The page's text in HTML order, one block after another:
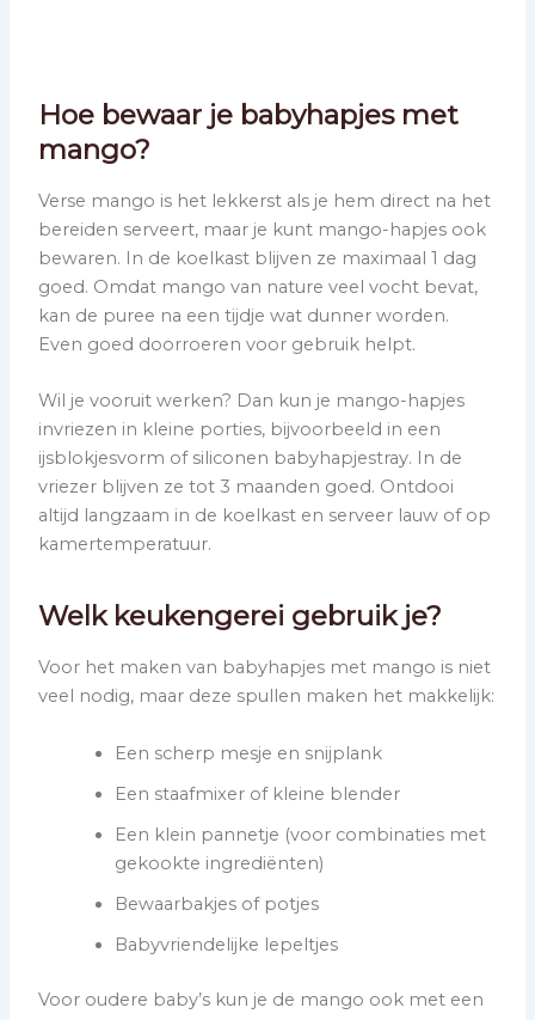
Hoe bewaar je babyhapjes met
mango?
Verse mango is het lekkerst als je hem direct na het
bereiden serveert, maar je kunt mango-hapjes ook
bewaren. In de koelkast blijven ze maximaal 1 dag
goed. Omdat mango van nature veel vocht bevat,
kan de puree na een tijdje wat dunner worden.
Even goed doorroeren voor gebruik helpt.
Wil je vooruit werken? Dan kun je mango-hapjes
invriezen in kleine porties, bijvoorbeeld in een
ijsblokjesvorm of siliconen babyhapjestray. In de
vriezer blijven ze tot 3 maanden goed. Ontdooi
altijd langzaam in de koelkast en serveer lauw of op
kamertemperatuur.
Welk keukengerei gebruik je?
Voor het maken van babyhapjes met mango is niet
veel nodig, maar deze spullen maken het makkelijk:
Een scherp mesje en snijplank
Een staafmixer of kleine blender
Een klein pannetje (voor combinaties met
gekookte ingrediënten)
Bewaarbakjes of potjes
Babyvriendelijke lepeltjes
Voor oudere baby’s kun je de mango ook met een